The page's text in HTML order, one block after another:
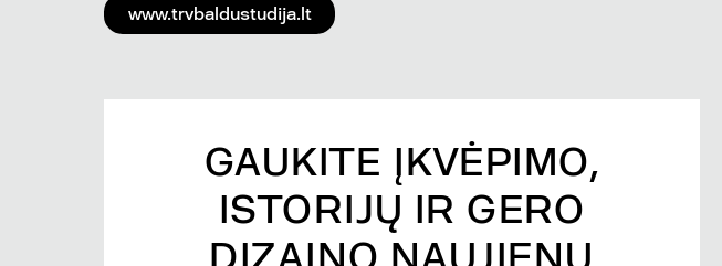
www.trvbaldustudija.lt
GAUKITE ĮKVĖPIMO,
ISTORIJŲ IR GERO